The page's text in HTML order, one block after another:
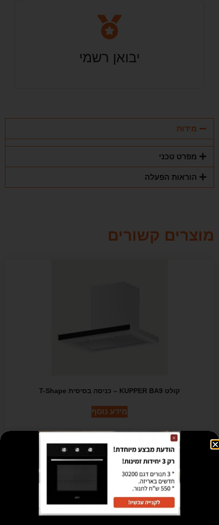
יבואן רשמי
מידות
מפרט טכני
הוראות הפעלה
מוצרים קשורים
קולט KUPPER BA9 – כניסה בסיסית T-Shape
מידע נוסף